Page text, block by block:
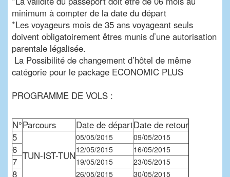
minimum à compter de la date du départ
*Les voyageurs mois de 35 ans voyageant seuls
doivent obligatoirement êtres munis d’une autorisation
parentale légalisée.
La Possibilité de changement d’hôtel de même
catégorie pour le package ECONOMIC PLUS
PROGRAMME DE VOLS :
N°Parcours Date de départDate de retour
5
TUN-IST-TUN
05/05/2015 09/05/2015
6 12/05/2015 16/05/2015
7 19/05/2015 23/05/2015
8 26/05/2015 30/05/2015